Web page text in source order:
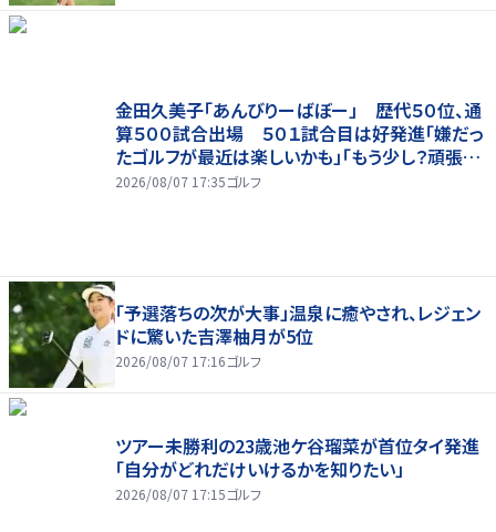
金田久美子「あんびりーばぼー」 歴代５０位、通
算５００試合出場 ５０１試合目は好発進「嫌だっ
たゴルフが最近は楽しいかも」「もう少し？頑張り
たいな」
2026/08/07 17:35ゴルフ
「予選落ちの次が大事」温泉に癒やされ、レジェン
ドに驚いた吉澤柚月が5位
2026/08/07 17:16ゴルフ
ツアー未勝利の23歳池ケ谷瑠菜が首位タイ発進
「自分がどれだけいけるかを知りたい」
2026/08/07 17:15ゴルフ